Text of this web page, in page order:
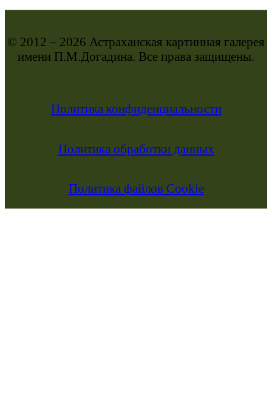
© 2012 – 2026 Астраханская картинная галерея
имени П.М.Догадина. Все права защищены.
Политика конфиденциальности
Политика обработки данных
Политика файлов Cookie